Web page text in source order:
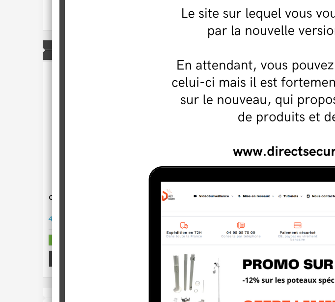
Câble d'alimentation distributeur pour 4...
4,90 €
Câble coaxial avec connecteurs BNC 50cm
AJOUTER AU PANIER